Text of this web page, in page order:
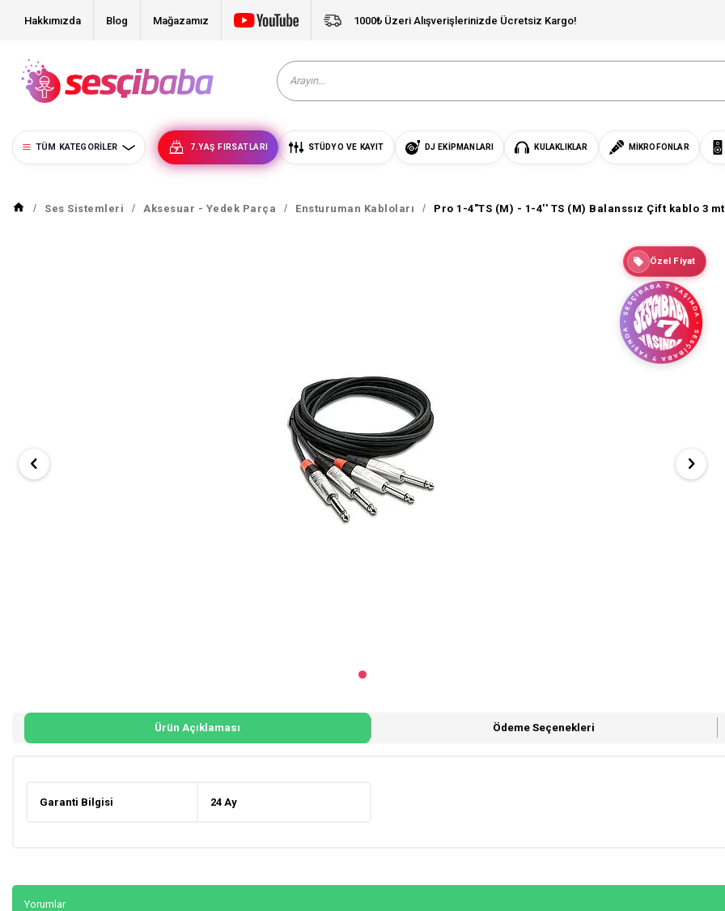
Hakkımızda Blog Mağazamız 1000₺ Üzeri Alışverişlerinizde Ücretsiz Kargo!
TÜM KATEGORILER 7.YAŞ FIRSATLARI STÜDYO VE KAYIT DJ EKIPMANLARI KULAKLIKLAR MIKROFONLAR
Ses Sistemleri Aksesuar - Yedek Parça Ensturuman Kabloları Pro 1-4"TS (M) - 1-4'' TS (M) Balanssız Çift kablo 3
Özel Fiyat
Ürün Açıklaması Ödeme Seçenekleri
Garanti Bilgisi 24 Ay
Yorumlar